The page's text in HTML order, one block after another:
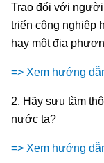
Trao đổi với
triển công nghiệp
hay một địa
=> Xem hướng
2. Hãy sưu tầm
nước ta?
=> Xem hướng